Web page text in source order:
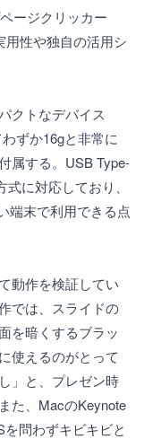
ージクリッカー
用性や独自の活用シ
クトなデバイス
ずか16gと非常に
属する。USB Type-
に対応しており、
端末で利用できる点
動作を検証してい
では、スライドの
を暗くするブラッ
使えるのがとって
」と、プレゼン時
た、MacのKeynote
問わずキビキビと